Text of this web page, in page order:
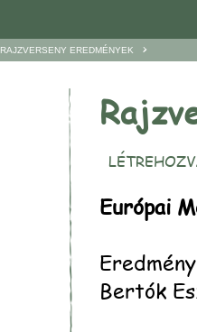
RAJZVERSENY EREDMÉNYEK >
Európai
Bertók